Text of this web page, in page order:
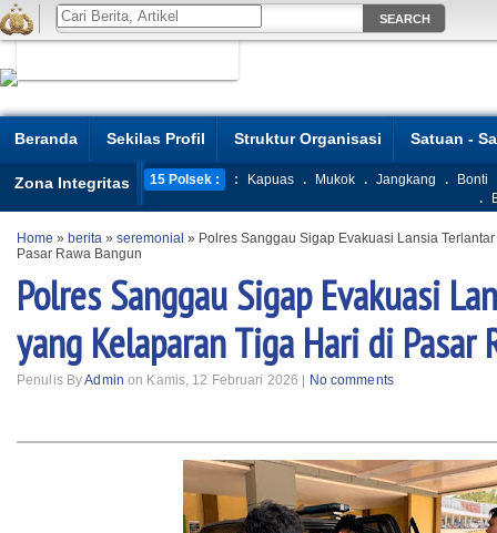
Beranda Sekilas Profil Struktur Organisasi Satuan -
Zona Integritas 15 Polsek : : Kapuas . Mukok . Jangkang .
Bonti
.
Home » berita » seremonial » Polres Sanggau Sigap Evakuasi Lansia
Pasar Rawa Bangun
Polres Sanggau Sigap Evakuasi
yang Kelaparan Tiga Hari di Pasar
Penulis ByAdmin on Kamis, 12 Februari 2026 | No comments